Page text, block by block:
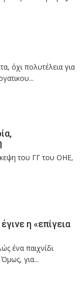
όχι πολυτέλεια για
του ΓΓ του ΟΗΕ,
η «επίγεια
ένα παιχνίδι
για...